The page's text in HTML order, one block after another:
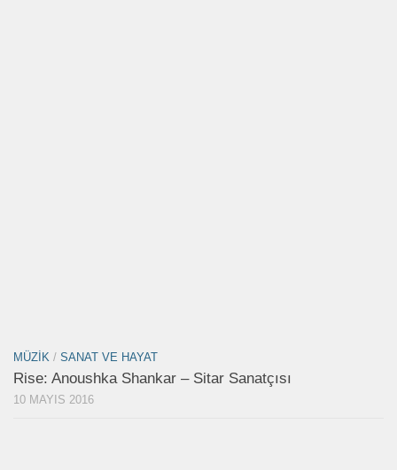
MÜZIK / SANAT VE HAYAT
Rise: Anoushka Shankar – Sitar Sanatçısı
10 MAYIS 2016